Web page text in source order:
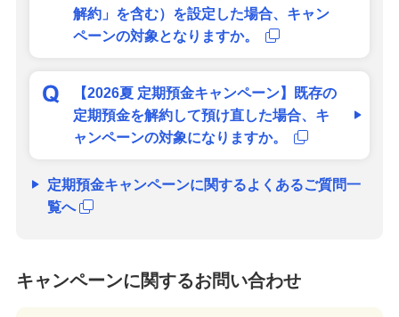
解約」を含む）を設定した場合、キャン
ペーンの対象となりますか。
【2026夏 定期預金キャンペーン】既存の
定期預金を解約して預け直した場合、キ
ャンペーンの対象になりますか。
定期預金キャンペーンに関するよくあるご質問一
覧へ
キャンペーンに関するお問い合わせ